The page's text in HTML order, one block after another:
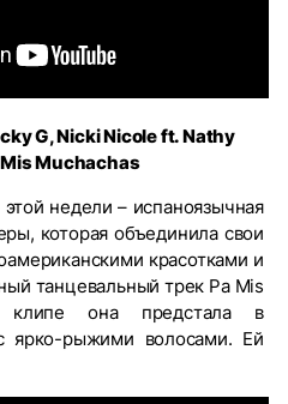
G, Nicki Nicole ft. Nathy
Mis Muchachas
недели – испаноязычная
которая объединила свои
красотками и
танцевальный трек Pa Mis
клипе она предстала в
ярко-рыжими волосами. Ей